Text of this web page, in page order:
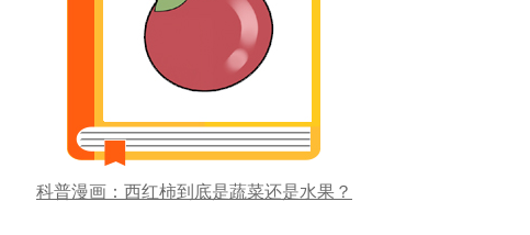
科普漫画：西红柿到底是蔬菜还是水果？